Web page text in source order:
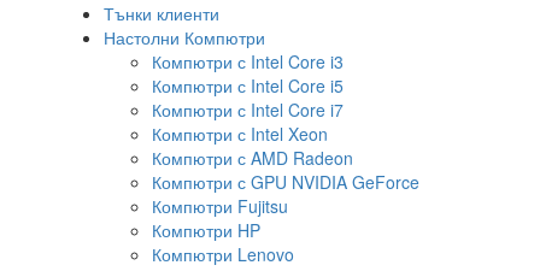
Тънки клиенти
Настолни Компютри
Компютри с Intel Core i3
Компютри с Intel Core i5
Компютри с Intel Core i7
Компютри с Intel Xeon
Компютри с AMD Radeon
Компютри с GPU NVIDIA GeForce
Компютри Fujitsu
Компютри HP
Компютри Lenovo